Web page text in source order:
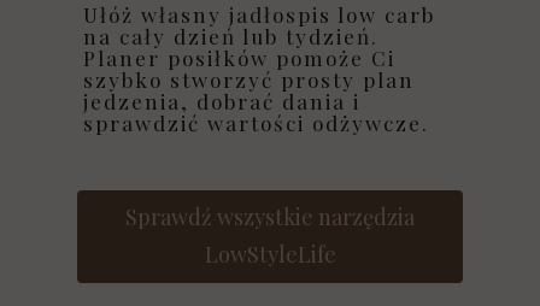
Sprawdź wszystkie narzędzia
LowStyleLife
Ułóż własny jadłospis low carb
na cały dzień lub tydzień.
Planer posiłków pomoże Ci
szybko stworzyć prosty plan
jedzenia, dobrać dania i
sprawdzić wartości odżywcze.